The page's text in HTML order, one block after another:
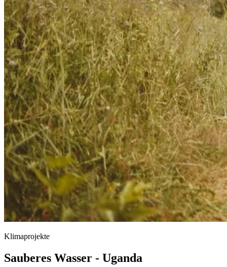
Klimaprojekte
Sauberes Wasser - Uganda